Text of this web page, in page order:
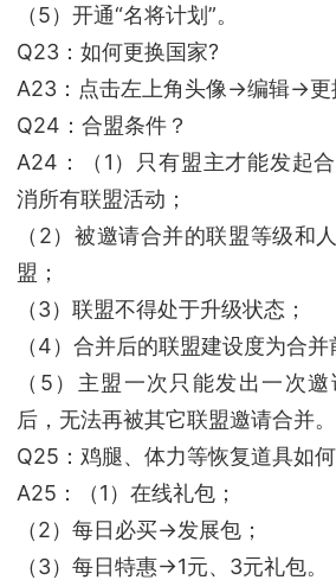
（5）开通“名将计划”。
Q23：如何更换国家?
A23：点击左上角头像→编辑→更
Q24：合盟条件？
A24：（1）只有盟主才能发起
消所有联盟活动；
（2）被邀请合并的联盟等级和
盟；
（3）联盟不得处于升级状态；
（4）合并后的联盟建设度为合并
（5）主盟一次只能发出一次
后，无法再被其它联盟邀请合并。
Q25：鸡腿、体力等恢复道具如
A25：（1）在线礼包；
（2）每日必买→发展包；
（3）每日特惠→1元、3元礼包。